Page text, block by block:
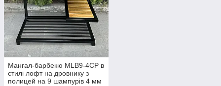
Мангал-барбекю MLB9-4CP в
стилі лофт на дровнику з
полицей на 9 шампурів 4 мм